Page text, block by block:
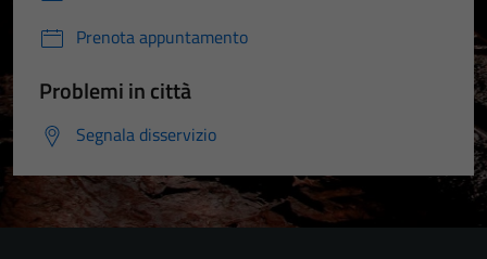
Prenota appuntamento
Problemi in città
Segnala disservizio